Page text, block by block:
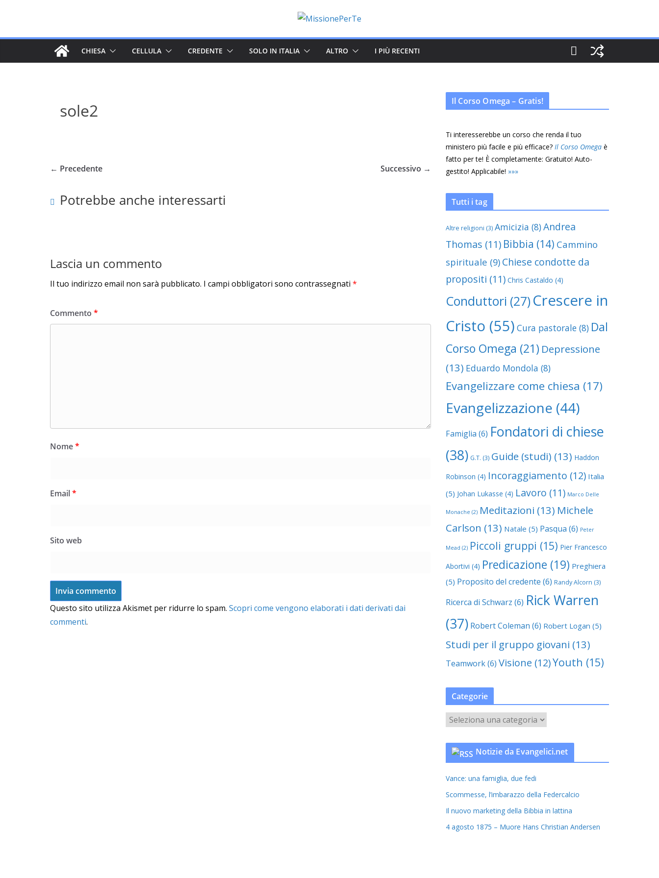
CHIESA CELLULA CREDENTE SOLO IN ITALIA ALTRO I PIÙ RECENTI
sole2
← Precedente Successivo →
Potrebbe anche interessarti
Lascia un commento
Il tuo indirizzo email non sarà pubblicato. I campi obbligatori sono contrassegnati *
Commento *
Nome*
Email*
Sito web
Questo sito utilizza Akismet per ridurre lo spam. Scopri come vengono elaborati i dati derivati dai
commenti.
Il Corso Omega – Gratis!
Ti interesserebbe un corso che renda il tuo
ministero più facile e più efficace? Il Corso Omega è
fatto per te! È completamente: Gratuito! Auto-
gestito! Applicabile! »»»
Tutti i tag
Altre religioni (3) Amicizia (8)Andrea
Thomas (11) Bibbia (14) Cammino
spirituale (9) Chiese condotte da
propositi (11) Chris Castaldo (4)
Conduttori (27) Crescere in
Cristo (55) Cura pastorale (8) Dal
Corso Omega (21) Depressione
(13) Eduardo Mondola (8)
Evangelizzare come chiesa (17)
Evangelizzazione (44)
Famiglia (6) Fondatori di chiese
(38) G.T. (3) Guide (studi) (13) Haddon
Robinson (4) Incoraggiamento (12) Italia
(5) Johan Lukasse (4) Lavoro (11) Marco Delle
Monache (2) Meditazioni (13) Michele
Carlson (13) Natale (5) Pasqua (6) Peter
Mead (2) Piccoli gruppi (15) Pier Francesco
Abortivi (4) Predicazione (19) Preghiera
(5) Proposito del credente (6) Randy Alcorn (3)
Ricerca di Schwarz (6) Rick Warren
(37) Robert Coleman (6) Robert Logan (5)
Studi per il gruppo giovani (13)
Teamwork(6) Visione (12)Youth (15)
Categorie
a
t
o
r
e
Notizie da Evangelici.net
Vance: una famiglia, due fedi
Scommesse, l’imbarazzo della Federcalcio
Il nuovo marketing della Bibbia in lattina
4 agosto 1875 – Muore Hans Christian Andersen